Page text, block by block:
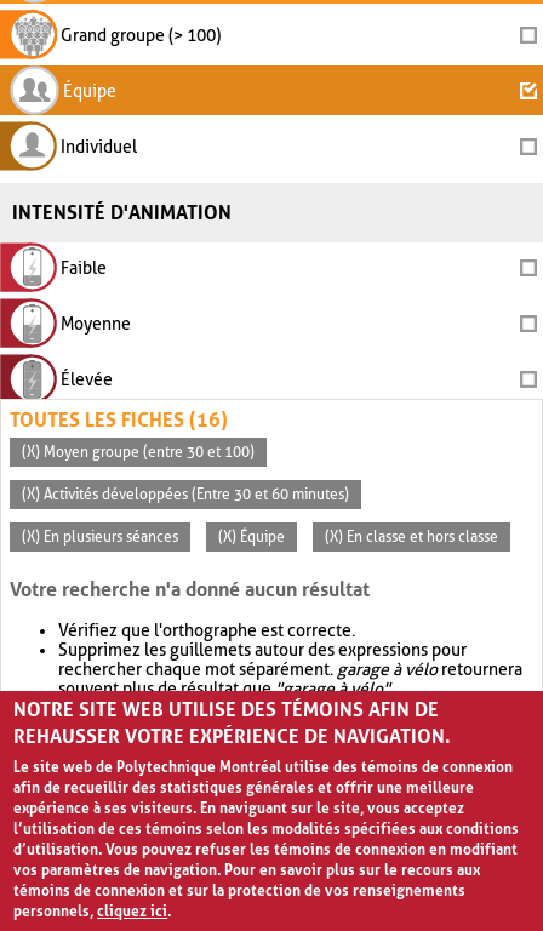
Grand groupe (> 100)
Équipe
Individuel
INTENSITÉ D'ANIMATION
Faible
Moyenne
Élevée
TOUTES LES FICHES (16)
(X) Moyen groupe (entre 30 et 100)
(X) Activités développées (Entre 30 et 60 minutes)
(X) En plusieurs séances (X) Équipe (X) En classe et hors classe
Votre recherche n'a donné aucun résultat
Vérifiez que l'orthographe est correcte.
Supprimez les guillemets autour des expressions pour
rechercher chaque mot séparément. garage à véloretournera
souvent plus de résultat que"garage à vélo".
Envisagez d'élargir votre recherche avec OR.garage OR vélo
retournera souvent plus de résultat quegarage à vélo
NOTRE SITE WEB UTILISE DES TÉMOINS AFIN DE
REHAUSSER VOTRE EXPÉRIENCE DE NAVIGATION.
Le site web de Polytechnique Montréal utilise des témoins de connexion
afin de recueillir des statistiques générales et offrir une meilleure
expérience à ses visiteurs. En naviguant sur le site, vous acceptez
l’utilisation de ces témoins selon les modalités spécifiées aux conditions
d’utilisation. Vous pouvez refuser les témoins de connexion en modifiant
vos paramètres de navigation. Pour en savoir plus sur le recours aux
témoins de connexion et sur la protection de vos renseignements
personnels,cliquez ici.